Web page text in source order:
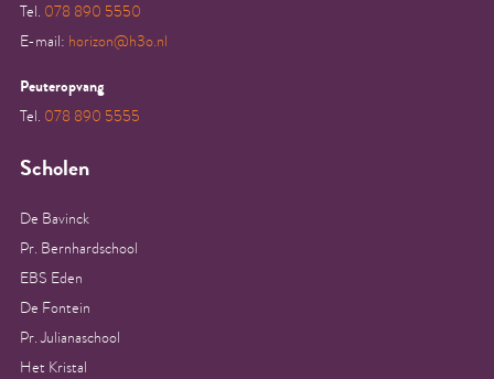
Tel. 078 890 5550
E-mail: horizon@h3o.nl
Peuteropvang
Tel. 078 890 5555
Scholen
De Bavinck
Pr. Bernhardschool
EBS Eden
De Fontein
Pr. Julianaschool
Het Kristal